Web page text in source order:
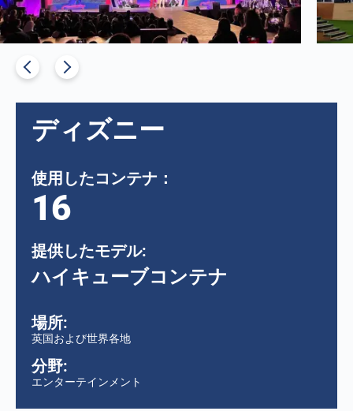
ディズニー
使用したコンテナ：
16
提供したモデル:
ハイキューブコンテナ
場所:
英国および世界各地
分野:
エンターテインメント